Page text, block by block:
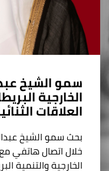
سمو الشيخ
الخارجية
العلاقات
بحث سمو الشيخ
خلال اتصال هاتفي
الخارجية والتنمية